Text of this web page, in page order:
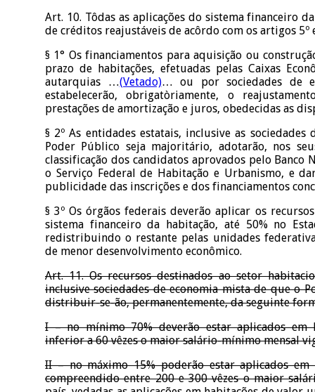
Art. 10. Tôdas as aplicações do sistema financeiro
de créditos reajustáveis de acôrdo com os artigos 5º
§ 1° Os financiamentos para aquisição ou
prazo de habitações, efetuadas pelas Caixas
autarquias …(Vetado)… ou por sociedades de
estabelecerão, obrigatòriamente, o
prestações de amortização e juros, obedecidas as
§ 2º As entidades estatais, inclusive as
Poder Público seja majoritário, adotarão, nos
classificação dos candidatos aprovados pelo Banco
o Serviço Federal de Habitação e Urbanismo, e
publicidade das inscrições e dos financiamentos
§ 3º Os órgãos federais deverão aplicar os
sistema financeiro da habitação, até 50% no
redistribuindo o restante pelas unidades
de menor desenvolvimento econômico.
Art. 11. Os recursos destinados ao setor
inclusive sociedades de economia mista de que o
distribuir-se-ão, permanentemente, da seguinte
I – no mínimo 70% deverão estar aplicados em
inferior a 60 vêzes o maior salário-mínimo mensal
II – no máximo 15% poderão estar aplicados
compreendido entre 200 e 300 vêzes o maior